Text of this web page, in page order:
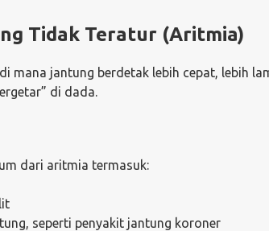
Tidak Teratur (Aritmia)
mana jantung berdetak lebih cepat, lebih
di dada.
dari aritmia termasuk:
seperti penyakit jantung koroner